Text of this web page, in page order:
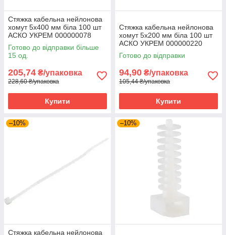
Стяжка кабельна нейлонова
хомут 5х400 мм біла 100 шт
АСКО УКРЕМ 000000078
Готово до відправки більше
15 од.
205,74 ₴/упаковка
228,60 ₴/упаковка
Купити
Стяжка кабельна нейлонова
хомут 5х200 мм біла 100 шт
АСКО УКРЕМ 000000220
Готово до відправки
94,90 ₴/упаковка
105,44 ₴/упаковка
Купити
–10%
Стяжка кабельна нейлонова
–10%